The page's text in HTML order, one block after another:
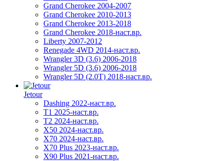
Grand Cherokee 2004-2007
Grand Cherokee 2010-2013
Grand Cherokee 2013-2018
Grand Cherokee 2018-наст.вр.
Liberty 2007-2012
Renegade 4WD 2014-наст.вр.
Wrangler 3D (3.6) 2006-2018
Wrangler 5D (3.6) 2006-2018
Wrangler 5D (2.0T) 2018-наст.вр.
Jetour
Dashing 2022-наст.вр.
T1 2025-наст.вр.
T2 2024-наст.вр.
X50 2024-наст.вр.
X70 2024-наст.вр.
X70 Plus 2023-наст.вр.
X90 Plus 2021-наст.вр.